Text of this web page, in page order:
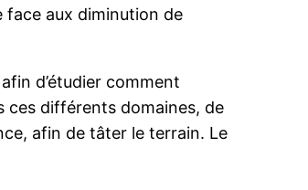
face aux diminution de
d’étudier comment
ces différents domaines, de
afin de tâter le terrain. Le